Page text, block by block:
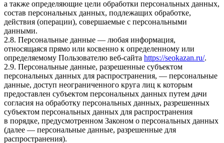
а также определяющие цели обработки персональных данных,
состав персональных данных, подлежащих обработке,
действия (операции), совершаемые с персональными
данными.
2.8. Персональные данные — любая информация,
относящаяся прямо или косвенно к определенному или
определяемому Пользователю веб-сайта https://seokazan.ru/.
2.9. Персональные данные, разрешенные субъектом
персональных данных для распространения, — персональные
данные, доступ неограниченного круга лиц к которым
предоставлен субъектом персональных данных путем дачи
согласия на обработку персональных данных, разрешенных
субъектом персональных данных для распространения
в порядке, предусмотренном Законом о персональных данных
(далее — персональные данные, разрешенные для
распространения).